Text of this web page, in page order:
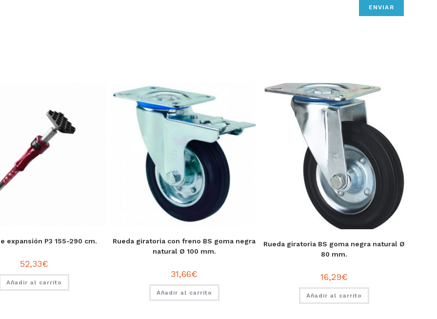
expansión P3 155-290 cm.
52,33€
Añadir al carrito
Rueda giratoria con freno BS goma negra
natural Ø 100 mm.
31,66€
Añadir al carrito
Rueda giratoria BS goma negra natural Ø
80 mm.
16,29€
Añadir al carrito